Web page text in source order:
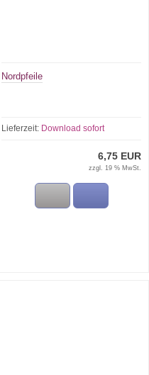
Nordpfeile
Lieferzeit: Download sofort
6,75 EUR
zzgl. 19 % MwSt.